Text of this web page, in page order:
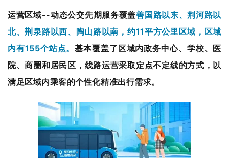
运营区域--动态公交先期服务覆盖善国路以东、荆河路以
北、荆泉路以西、陶山路以南，约11平方公里区域，区域
内有155个站点。基本覆盖了区域内政务中心、学校、医
院、商圈和居民区，线路运营采取定点不定线的方式，以
满足区域内乘客的个性化精准出行需求。